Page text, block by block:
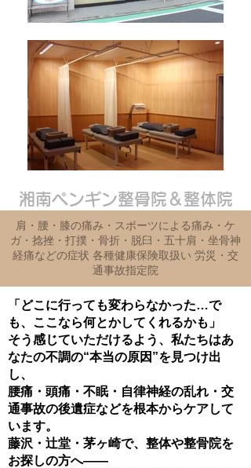
湘南ペンギン整骨院＆整体院
肩・腰・膝の痛み・スポーツによる痛み・ケ
ガ・捻挫・打撲・骨折・脱臼・五十肩・坐骨神
経痛などの症状 各種健康保険取扱い 労災・交
通事故指定院
「どこに行っても変わらなかった…で
も、ここなら何とかしてくれるかも」
そう感じていただけるよう、私たちはあ
なたの不調の“本当の原因”を見つけ出
し、
腰痛・頭痛・不眠・自律神経の乱れ・交
通事故の後遺症などを根本からケアして
います。
藤沢・辻堂・茅ヶ崎で、整体や整骨院を
お探しの方へ――